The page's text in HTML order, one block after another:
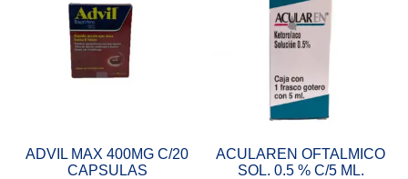
ADVIL MAX 400MG C/20
CAPSULAS
ACULAREN OFTALMICO
SOL. 0.5 % C/5 ML.